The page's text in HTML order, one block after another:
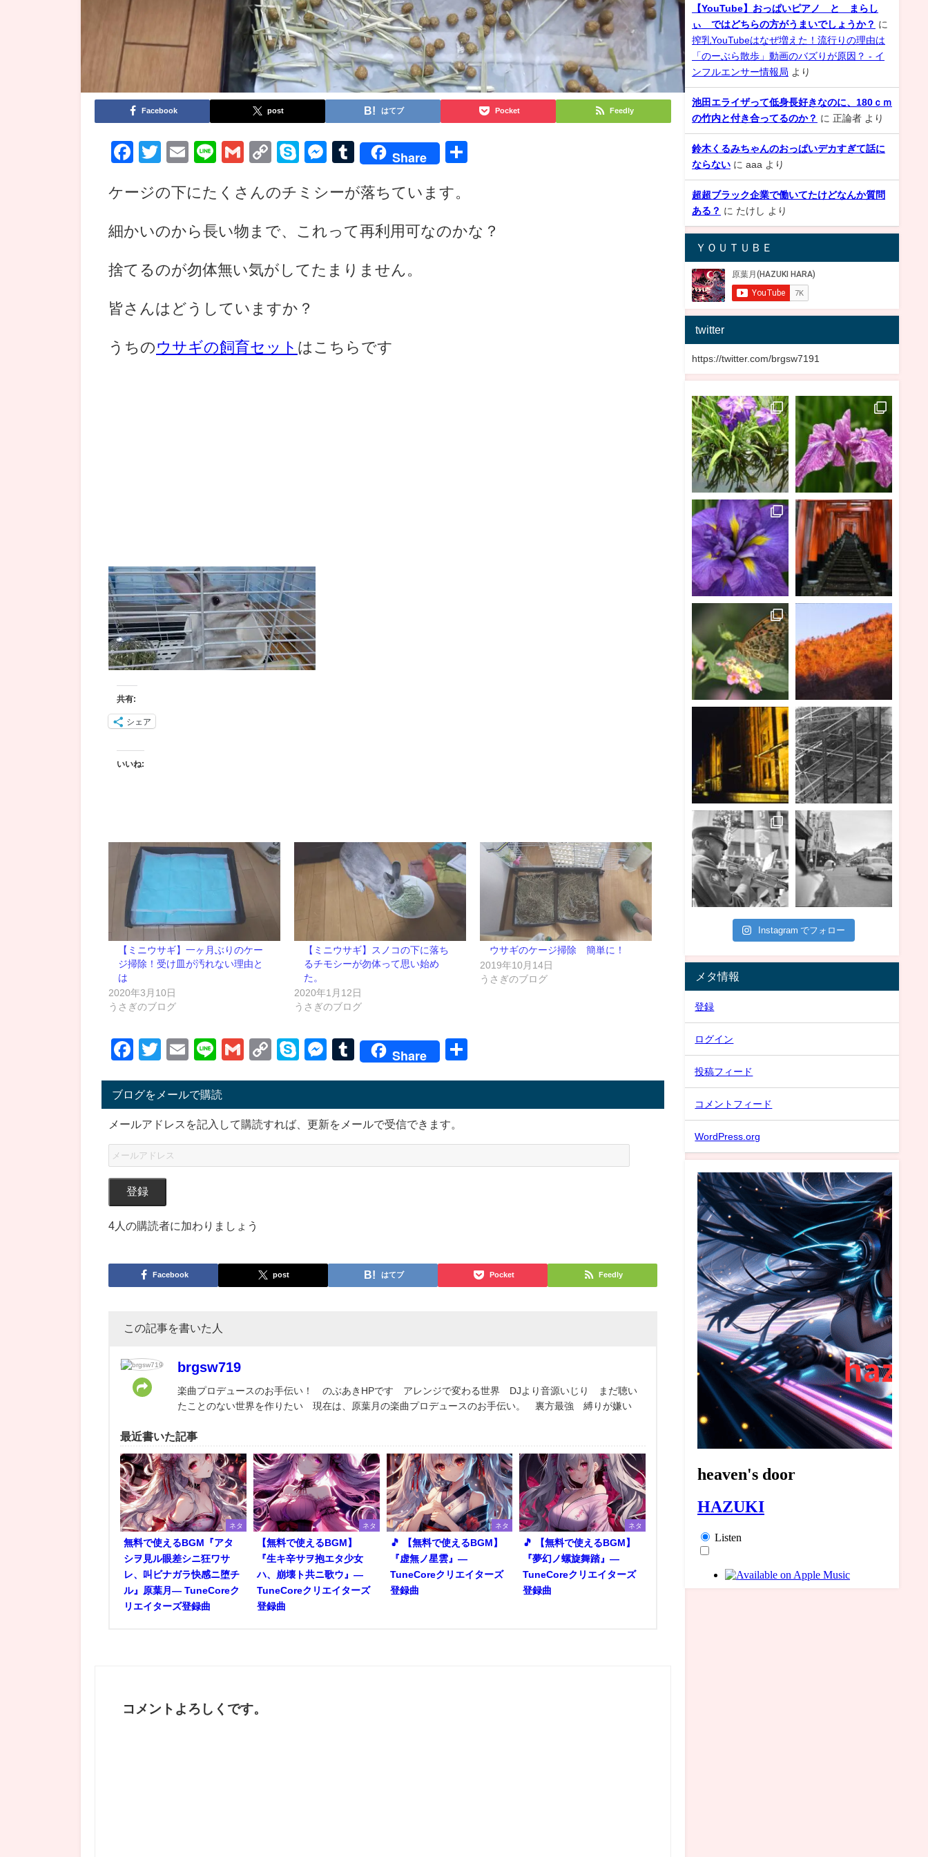
Facebook post はてブ Pocket Feedly
Facebook
Twitter
EmailLineGmailCopySkypeMessenger
Tumblr
Share
ケージの下にたくさんのチミシーが落ちています。
細かいのから長い物まで、これって再利用可なのかな？
捨てるのが勿体無い気がしてたまりません。
皆さんはどうしていますか？
うちのウサギの飼育セット はこちらです
共有:
シェア
いいね:
【ミニウサギ】一ヶ月ぶりのケー
ジ掃除！受け皿が汚れない理由と
は
2020年3月10日
うさぎのブログ
【ミニウサギ】スノコの下に落ち
るチモシーが勿体って思い始め
た。
2020年1月12日
うさぎのブログ
ウサギのケージ掃除 簡単に！
2019年10月14日
うさぎのブログ
Facebook
Twitter
EmailLineGmailCopySkypeMessenger
Tumblr
Share
ブログをメールで購読
メールアドレスを記入して購読すれば、更新をメールで受信できます。
登録
4人の購読者に加わりましょう
Facebook post はてブ Pocket Feedly
この記事を書いた人
brgsw719
楽曲プロデュースのお手伝い！ のぶあきHPです アレンジで変わる世界 DJより音源いじり まだ聴い
たことのない世界を作りたい 現在は、原葉月の楽曲プロデュースのお手伝い。 裏方最強 縛りが嫌い
最近書いた記事
ネタ
無料で使えるBGM『アタ
シヲ見ル眼差シニ狂ワサ
レ、叫ビナガラ快感ニ堕チ
ル』原葉月― TuneCoreク
リエイターズ登録曲
ネタ
【無料で使えるBGM】
『生キ辛サヲ抱エタ少女
ハ、崩壊ト共ニ歌ウ』―
TuneCoreクリエイターズ
登録曲
ネタ
🎵 【無料で使えるBGM】
『虚無ノ星雲』―
TuneCoreクリエイターズ
登録曲
ネタ
🎵 【無料で使えるBGM】
『夢幻ノ螺旋舞踏』―
TuneCoreクリエイターズ
登録曲
コメントよろしくです。
【YouTube】おっぱいピアノ と まらし
ぃ ではどちらの方がうまいでしょうか？ に
搾乳YouTubeはなぜ増えた！流行りの理由は
「のーぶら散歩」動画のバズりが原因？ - イ
ンフルエンサー情報局 より
池田エライザって低身長好きなのに、180ｃｍ
の竹内と付き合ってるのか？ に 正論者 より
鈴木くるみちゃんのおっぱいデカすぎて話に
ならない に aaa より
超超ブラック企業で働いてたけどなんか質問
ある？ に たけし より
ＹＯＵＴＵＢＥ
twitter
https://twitter.com/brgsw7191
Instagram でフォロー
メタ情報
登録
ログイン
投稿フィード
コメントフィード
WordPress.org